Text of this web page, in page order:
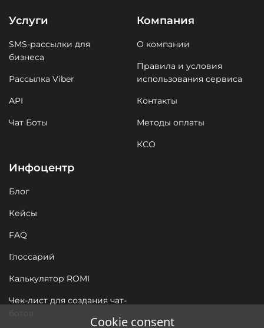
Услуги
SMS-рассылки для
бизнеса
Рассылка Viber
API
Чат Боты
Компания
О компании
Правила и условия
использования сервиса
Контакты
Методы оплаты
КСО
Инфоцентр
Блог
Кейсы
FAQ
Глоссарий
Калькулятор ROMI
Чек-лист для создания чат-
Cookie consent